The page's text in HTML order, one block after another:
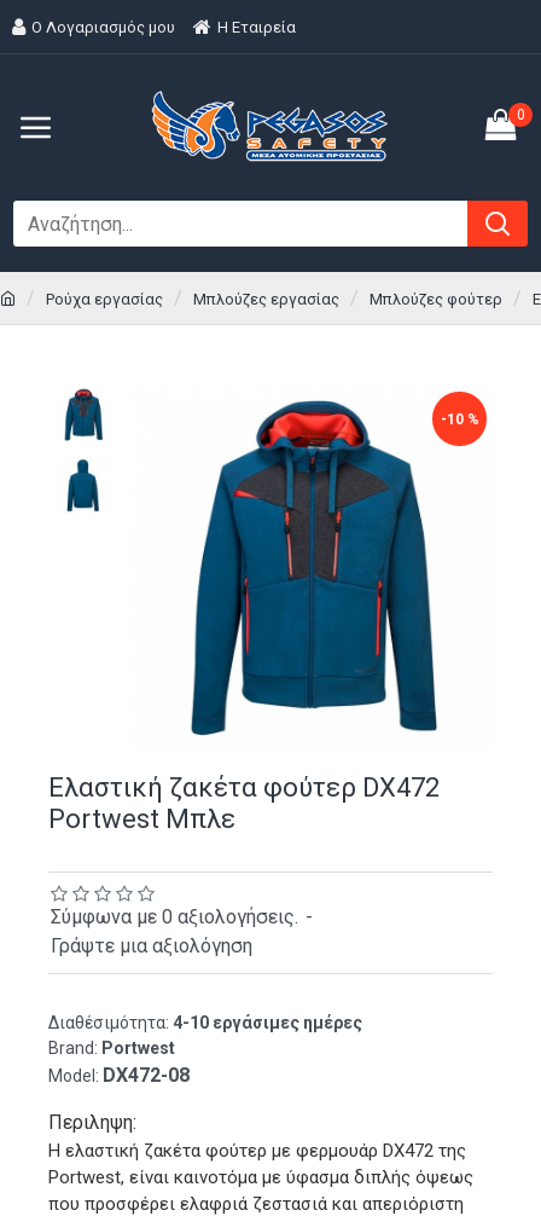
Ο Λογαριασμός μου H Εταιρεία
0
Ρούχα εργασίας Μπλούζες εργασίας Μπλούζες φούτερ
-10 %
Ελαστική ζακέτα φούτερ DX472
Portwest Μπλε
Διαθέσιμότητα: 4-10 εργάσιμες ημέρες
Brand: Portwest
Model: DX472-08
Σύμφωνα με 0 αξιολογήσεις. -
Γράψτε μια αξιολόγηση
Περιληψη:
Η ελαστική ζακέτα φούτερ με φερμουάρ DX472 της
Portwest, είναι καινοτόμα με ύφασμα διπλής όψεως
που προσφέρει ελαφριά ζεστασιά και απεριόριστη